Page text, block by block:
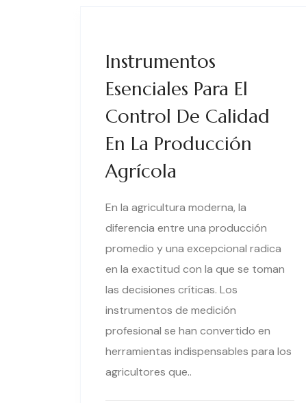
Instrumentos
Esenciales Para El
Control De Calidad
En La Producción
Agrícola
En la agricultura moderna, la
diferencia entre una producción
promedio y una excepcional radica
en la exactitud con la que se toman
las decisiones críticas. Los
instrumentos de medición
profesional se han convertido en
herramientas indispensables para los
agricultores que..